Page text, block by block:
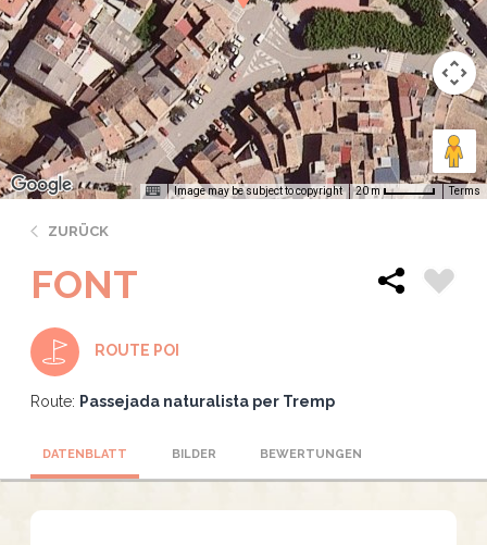
Image may be subject to copyright 20 m Terms
ZURÜCK
FONT
ROUTE POI
Route: Passejada naturalista per Tremp
DATENBLATT BILDER BEWERTUNGEN